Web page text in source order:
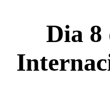
Dia 8